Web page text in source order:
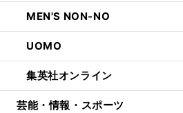
MEN'S NON-NO
UOMO
集英社オンライン
芸能・情報・スポーツ